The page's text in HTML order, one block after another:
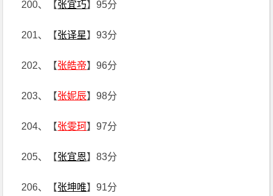
200、【张宜巧】95分
201、【张译星】93分
202、【张皓帝】96分
203、【张妮辰】98分
204、【张雯珂】97分
205、【张宜恩】83分
206、【张坤唯】91分